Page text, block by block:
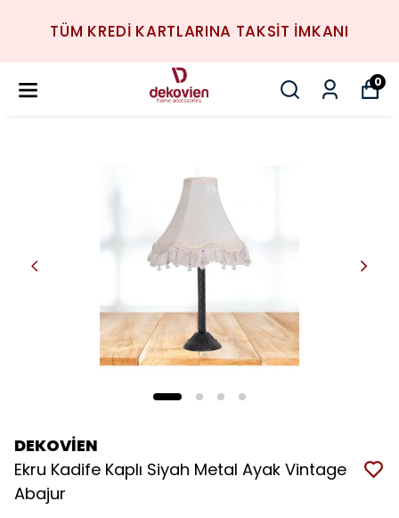
TÜM KREDİ KARTLARINA TAKSİT İMKANI
0
DEKOVİEN
Ekru Kadife Kaplı Siyah Metal Ayak Vintage
Abajur